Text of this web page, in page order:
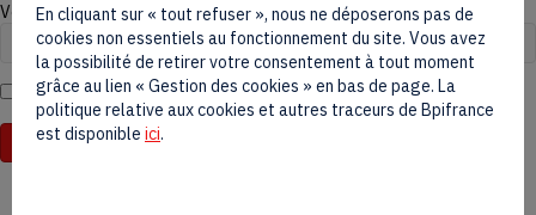
Votre adresse Email*
J'accepte les conditions d'utilisation desdonnées personnelles
En cliquant sur « tout refuser », nous ne déposerons pas de
cookies non essentiels au fonctionnement du site. Vous avez
la possibilité de retirer votre consentement à tout moment
grâce au lien « Gestion des cookies » en bas de page. La
politique relative aux cookies et autres traceurs de Bpifrance
est disponible ici.